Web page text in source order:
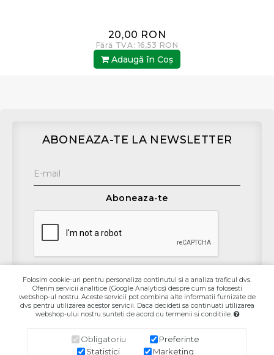
20,00 RON
Fără TVA: 16,53 RON
Adaugă în Coş
ABONEAZA-TE LA NEWSLETTER
Aboneaza-te
Contact
Contul Meu
Folosim cookie-uri pentru personaliza continutul si a analiza traficul dvs.
Oferim servicii analitice (Google Analytics) despre cum sa folosesti
webshop-ul nostru. Aceste servicii pot combina alte informatii furnizate de
dvs pentru utilizarea acestor servicii. Daca decideti sa continuati utilizarea
webshop-ului nostru sunteti de acord cu termenii si conditiile.
Obligatoriu
Preferinte
Statistici
Marketing